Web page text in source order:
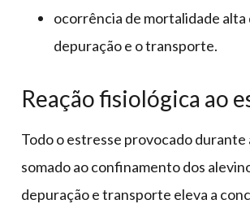
ocorrência de mortalidade alta
depuração e o transporte.
Reação fisiológica ao
Todo o estresse provocado durante
somado ao confinamento dos
depuração e transporte eleva a